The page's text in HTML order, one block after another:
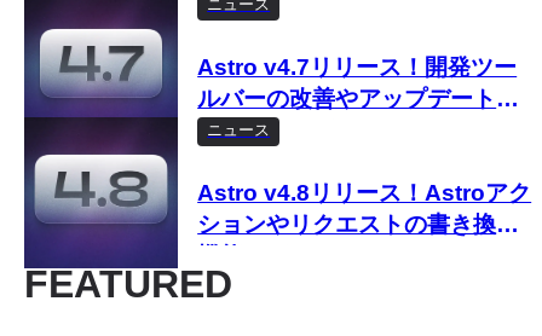
ニュース
Astro v4.7リリース！開発ツー
ルバーの改善やアップデートチ
ェッカーなど
ニュース
Astro v4.8リリース！Astroアク
ションやリクエストの書き換え
FEATURED